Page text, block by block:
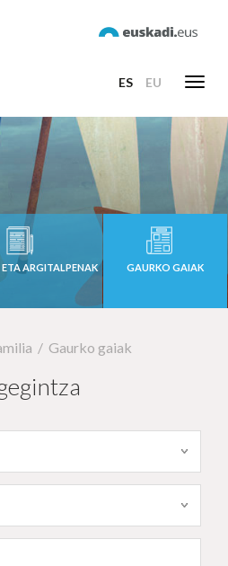
ES EU
ARGITALPENAK GAURKO GAIAK
Gaurko gaiak
filtratu